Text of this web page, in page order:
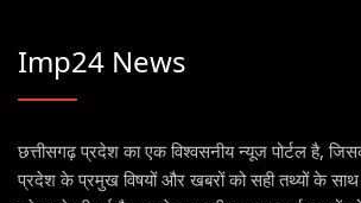
Imp24 News
छत्तीसगढ़ प्रदेश का एक विश्वसनीय न्यूज पोर्टल है,
प्रदेश के प्रमुख विषयों और खबरों को सही तथ्यों के